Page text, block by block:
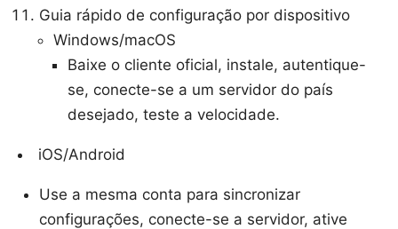
Guia rápido de configuração por dispositivo
Windows/macOS
Baixe o cliente oficial, instale, autentique-
se, conecte-se a um servidor do país
desejado, teste a velocidade.
iOS/Android
Use a mesma conta para sincronizar
configurações, conecte-se a servidor, ative